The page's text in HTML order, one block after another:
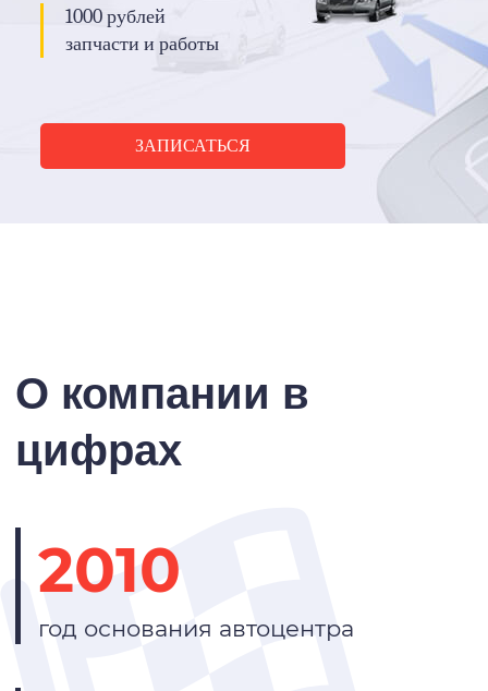
1000 рублей
запчасти и работы
ЗАПИСАТЬСЯ
О компании в
цифрах
2010
год основания автоцентра